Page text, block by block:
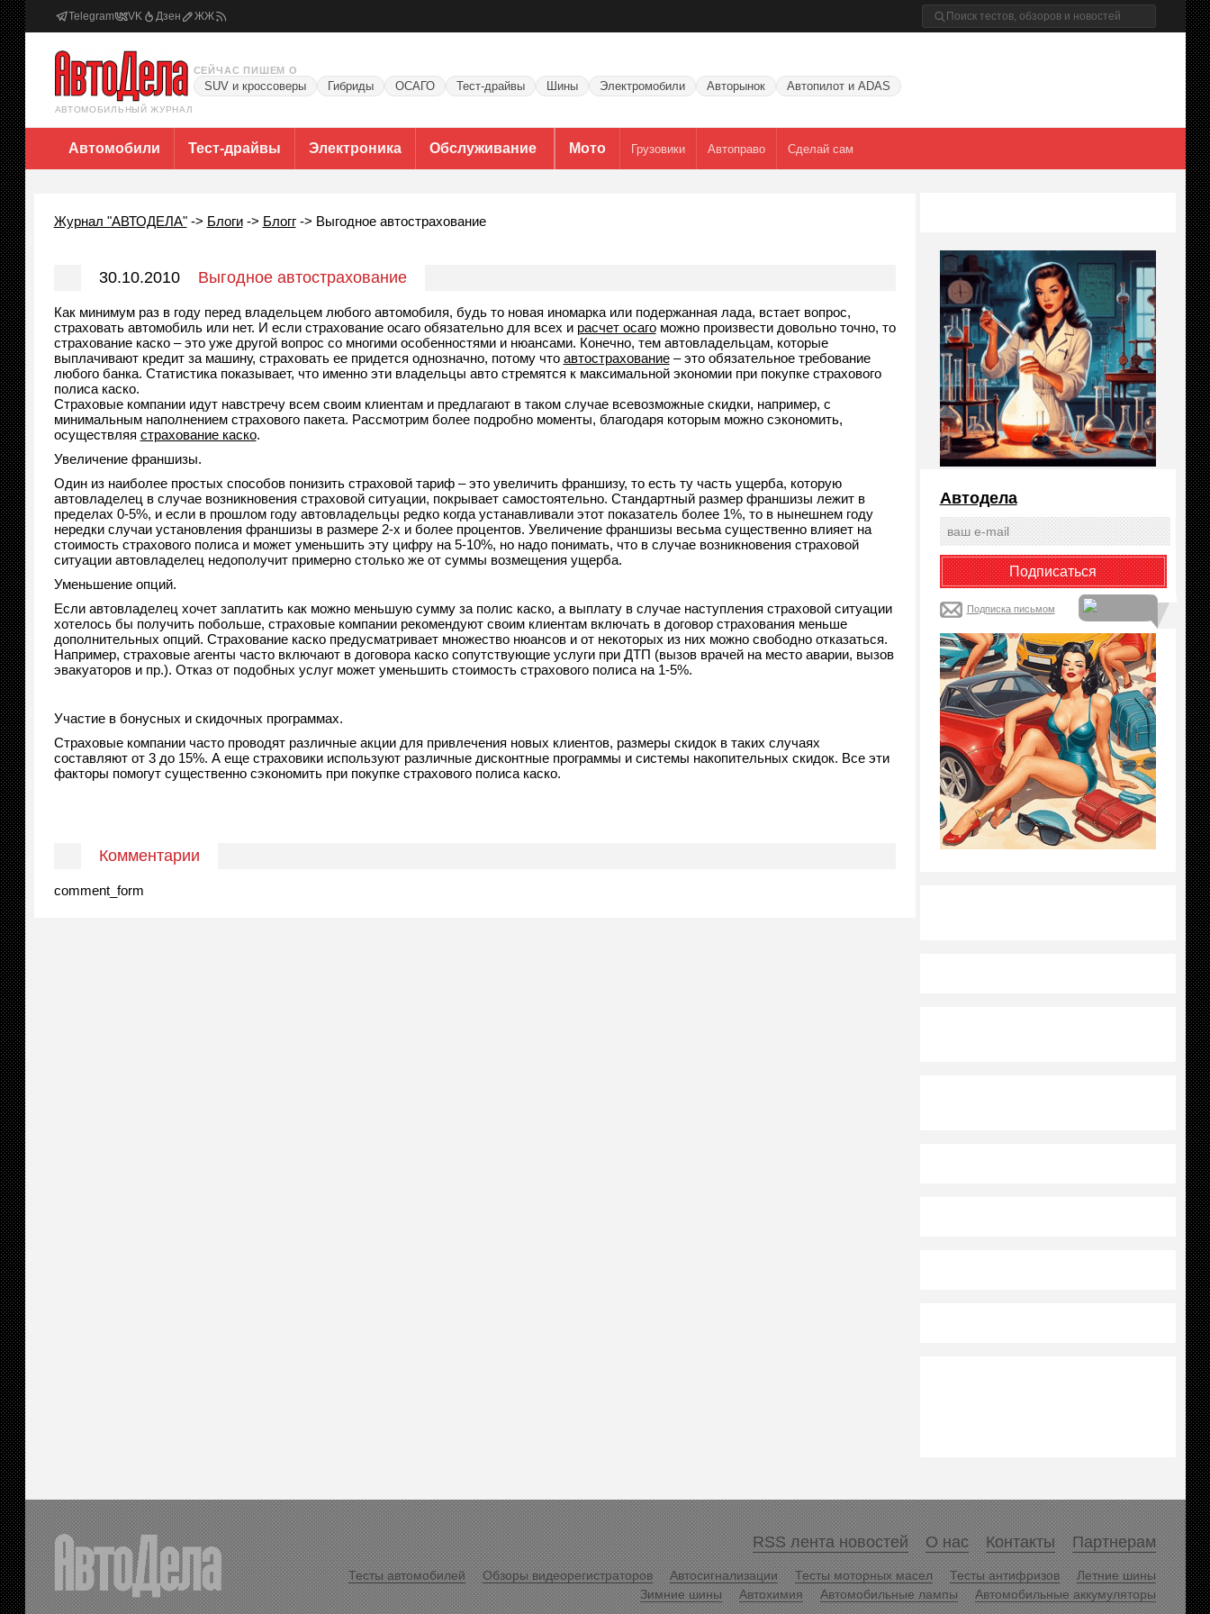
Telegram VK Дзен ЖЖ
АВТОМОБИЛЬНЫЙ ЖУРНАЛ
СЕЙЧАС ПИШЕМ О
SUV и кроссоверы Гибриды ОСАГО Тест-драйвы Шины Электромобили Авторынок Автопилот и ADAS
Автомобили Тест-драйвы Электроника Обслуживание Мото Грузовики Автоправо Сделай сам
Журнал "АВТОДЕЛА"-> Блоги-> Блогг-> Выгодное автострахование
30.10.2010 Выгодное автострахование
Как минимум раз в году перед владельцем любого автомобиля, будь то новая иномарка или подержанная лада, встает вопрос,
страховать автомобиль или нет. И если страхование осаго обязательно для всех и расчет осагоможно произвести довольно точно, то
страхование каско – это уже другой вопрос со многими особенностями и нюансами. Конечно, тем автовладельцам, которые
выплачивают кредит за машину, страховать ее придется однозначно, потому что автострахование– это обязательное требование
любого банка. Статистика показывает, что именно эти владельцы авто стремятся к максимальной экономии при покупке страхового
полиса каско.
Страховые компании идут навстречу всем своим клиентам и предлагают в таком случае всевозможные скидки, например, с
минимальным наполнением страхового пакета. Рассмотрим более подробно моменты, благодаря которым можно сэкономить,
осуществляя страхование каско.
Увеличение франшизы.
Один из наиболее простых способов понизить страховой тариф – это увеличить франшизу, то есть ту часть ущерба, которую
автовладелец в случае возникновения страховой ситуации, покрывает самостоятельно. Стандартный размер франшизы лежит в
пределах 0-5%, и если в прошлом году автовладельцы редко когда устанавливали этот показатель более 1%, то в нынешнем году
нередки случаи установления франшизы в размере 2-х и более процентов. Увеличение франшизы весьма существенно влияет на
стоимость страхового полиса и может уменьшить эту цифру на 5-10%, но надо понимать, что в случае возникновения страховой
ситуации автовладелец недополучит примерно столько же от суммы возмещения ущерба.
Уменьшение опций.
Если автовладелец хочет заплатить как можно меньшую сумму за полис каско, а выплату в случае наступления страховой ситуации
хотелось бы получить побольше, страховые компании рекомендуют своим клиентам включать в договор страхования меньше
дополнительных опций. Страхование каско предусматривает множество нюансов и от некоторых из них можно свободно отказаться.
Например, страховые агенты часто включают в договора каско сопутствующие услуги при ДТП (вызов врачей на место аварии, вызов
эвакуаторов и пр.). Отказ от подобных услуг может уменьшить стоимость страхового полиса на 1-5%.
Участие в бонусных и скидочных программах.
Страховые компании часто проводят различные акции для привлечения новых клиентов, размеры скидок в таких случаях
составляют от 3 до 15%. А еще страховики используют различные дисконтные программы и системы накопительных скидок. Все эти
факторы помогут существенно сэкономить при покупке страхового полиса каско.
Комментарии
comment_form
Автодела
Подписка письмом
RSS лента новостей О нас Контакты Партнерам
Тесты автомобилей Обзоры видеорегистраторов Автосигнализации Тесты моторных масел Тесты антифризов
Летние шины
Зимние шины
Автохимия Автомобильные лампы Автомобильные аккумуляторы